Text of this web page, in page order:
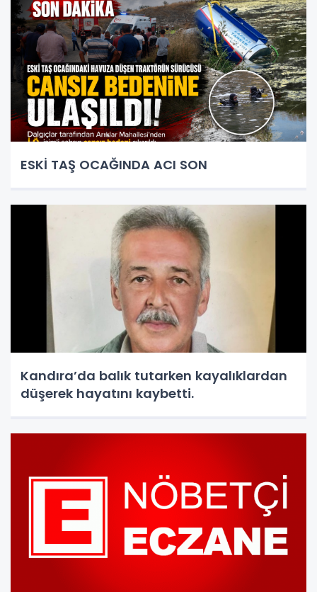
ESKİ TAŞ OCAĞINDA ACI SON
Kandıra’da balık tutarken kayalıklardan
düşerek hayatını kaybetti.